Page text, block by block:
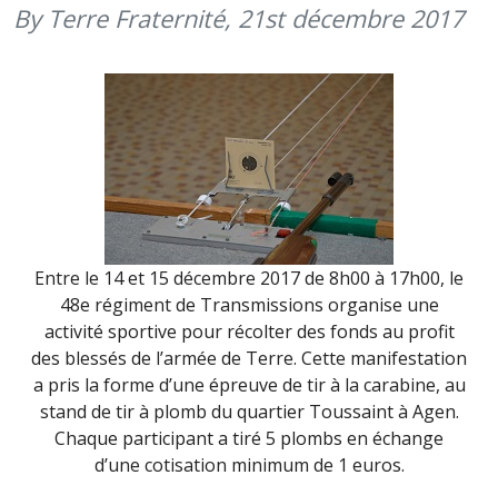
By Terre Fraternité, 21st décembre 2017
Entre le 14 et 15 décembre 2017 de 8h00 à 17h00, le
48e régiment de Transmissions organise une
activité sportive pour récolter des fonds au profit
des blessés de l’armée de Terre. Cette manifestation
a pris la forme d’une épreuve de tir à la carabine, au
stand de tir à plomb du quartier Toussaint à Agen.
Chaque participant a tiré 5 plombs en échange
d’une cotisation minimum de 1 euros.